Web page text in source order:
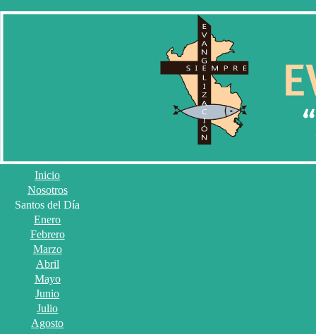
Inicio
Nosotros
Santos del Día
Enero
Febrero
Marzo
Abril
Mayo
Junio
Julio
Agosto